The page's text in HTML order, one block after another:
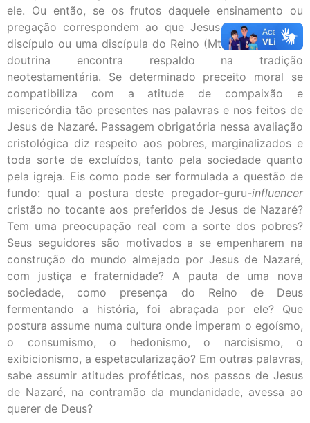
ele. Ou então, se os frutos daquele ensinamento ou
pregação correspondem ao que Jesus espera de um
discípulo ou uma discípula do Reino (Mt 7,17-20). Se tal
doutrina encontra respaldo na tradição
neotestamentária. Se determinado preceito moral se
compatibiliza com a atitude de compaixão e
misericórdia tão presentes nas palavras e nos feitos de
Jesus de Nazaré. Passagem obrigatória nessa avaliação
cristológica diz respeito aos pobres, marginalizados e
toda sorte de excluídos, tanto pela sociedade quanto
pela igreja. Eis como pode ser formulada a questão de
fundo: qual a postura deste pregador-guru-influencer
cristão no tocante aos preferidos de Jesus de Nazaré?
Tem uma preocupação real com a sorte dos pobres?
Seus seguidores são motivados a se empenharem na
construção do mundo almejado por Jesus de Nazaré,
com justiça e fraternidade? A pauta de uma nova
sociedade, como presença do Reino de Deus
fermentando a história, foi abraçada por ele? Que
postura assume numa cultura onde imperam o egoísmo,
o consumismo, o hedonismo, o narcisismo, o
exibicionismo, a espetacularização? Em outras palavras,
sabe assumir atitudes proféticas, nos passos de Jesus
de Nazaré, na contramão da mundanidade, avessa ao
querer de Deus?